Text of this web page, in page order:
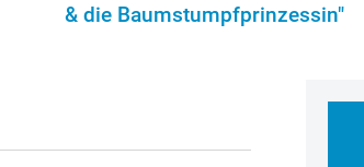
& die Baumstumpfprinzessin"